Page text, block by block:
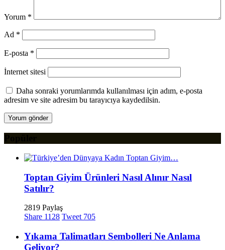
Yorum *
Ad *
E-posta *
İnternet sitesi
Daha sonraki yorumlarımda kullanılması için adım, e-posta
adresim ve site adresim bu tarayıcıya kaydedilsin.
Toptan Giyim Ürünleri Nasıl Alınır Nasıl
Satılır?
2819 Paylaş
Share 1128 Tweet 705
Yıkama Talimatları Sembolleri Ne Anlama
Geliyor?